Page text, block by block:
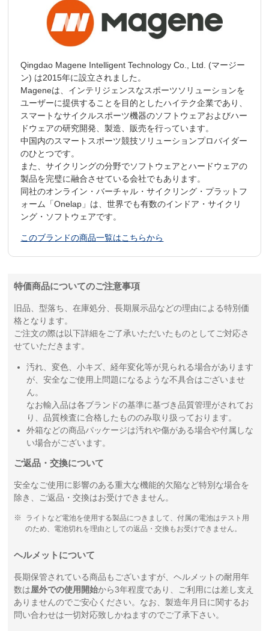
Qingdao Magene Intelligent Technology Co., Ltd. (マージー
ン) は2015年に設立されました。
Mageneは、インテリジェンスなスポーツソリューションを
ユーザーに提供することを目的としたハイテク企業であり、
スマートなサイクルスポーツ機器のソフトウェアおよびハー
ドウェアの研究開発、製造、販売を行っています。
中国内のスマートスポーツ競技ソリューションプロバイダー
のひとつです。
また、サイクリングの分野でソフトウェアとハードウェアの
製品を完璧に融合させている会社でもあります。
同社のオンライン・バーチャル・サイクリング・プラットフ
ォーム「Onelap」は、世界でも有数のインドア・サイクリ
ング・ソフトウェアです。
このブランドの商品一覧はこちらから
特価商品についてのご注意事項
旧品、型落ち、在庫処分、長期展示品などの理由による特別価
格となります。
ご注文の際は以下詳細をご了承いただいたものとしてご対応さ
せていただきます。
汚れ、変色、小キズ、経年変化等が見られる場合があります
が、安全なご使用上問題になるような不具合はございませ
ん。
なお輸入品は各ブランドの基準に基づき品質管理がされてお
り、品質検査に合格したもののみ取り扱っております。
外箱などの商品パッケージは汚れや傷がある場合や付属しな
い場合がございます。
ご返品・交換について
安全なご使用に影響のある重大な機能的欠陥など特別な場合を
除き、ご返品・交換はお受けできません。
ライトなど電池を使用する製品につきまして、付属の電池はテスト用
のため、電池切れを理由としての返品・交換もお受けできません。
ヘルメットについて
長期保管されている商品もございますが、ヘルメットの耐用年
数は屋外での使用開始から3年程度であり、ご利用には差し支え
ありませんのでご安心ください。なお、製造年月日に関するお
問い合わせは一切対応致しかねますのでご了承下さい。